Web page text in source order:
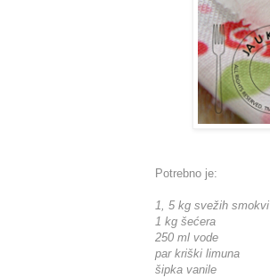
Potrebno je:
1, 5 kg svežih smokvi
1 kg šećera
250 ml vode
par kriški limuna
šipka vanile